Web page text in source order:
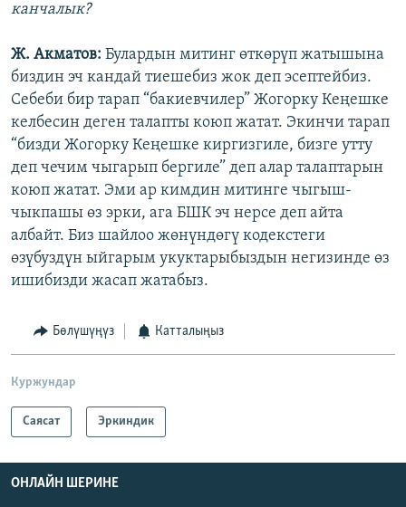
канчалык?
Ж. Акматов: Булардын митинг өткөрүп жатышына
биздин эч кандай тиешебиз жок деп эсептейбиз.
Себеби бир тарап “бакиевчилер” Жогорку Кеңешке
келбесин деген талапты коюп жатат. Экинчи тарап
“бизди Жогорку Кеңешке киргизгиле, бизге утту
деп чечим чыгарып бергиле” деп алар талаптарын
коюп жатат. Эми ар кимдин митинге чыгыш-
чыкпашы өз эрки, ага БШК эч нерсе деп айта
албайт. Биз шайлоо жөнүндөгү кодекстеги
өзүбуздүн ыйгарым укуктарыбыздын негизинде өз
ишибизди жасап жатабыз.
Бөлүшүңүз Катталыңыз
Куржундар
Саясат Эркиндик
ОНЛАЙН ШЕРИНЕ